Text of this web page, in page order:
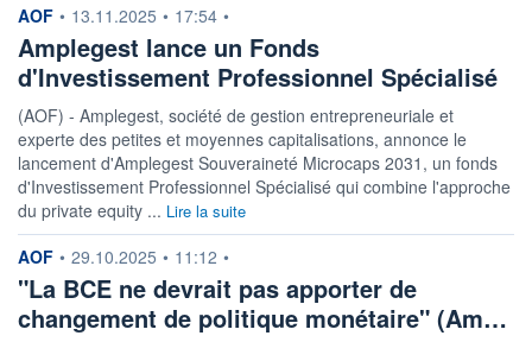
information fournie par
AOF • 13.11.2025 • 17:54 •
Amplegest lance un Fonds
d'Investissement Professionnel Spécialisé
(AOF) - Amplegest, société de gestion entrepreneuriale et
experte des petites et moyennes capitalisations, annonce le
lancement d'Amplegest Souveraineté Microcaps 2031, un fonds
d'Investissement Professionnel Spécialisé qui combine l'approche
du private equity ... Lire la suite
information fournie par
AOF • 29.10.2025 • 11:12 •
"La BCE ne devrait pas apporter de
changement de politique monétaire" (Am…